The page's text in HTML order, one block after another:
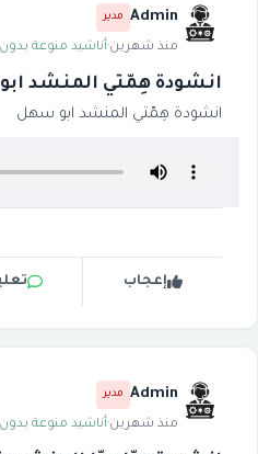
Admin مدير
منذ شهرين·أناشيد منوعة بدون
انشودة هِمّتي المنشد
انشودة هِمّتي المنشد ابو سهل
إعجاب
Admin مدير
منذ شهرين·أناشيد منوعة بدون